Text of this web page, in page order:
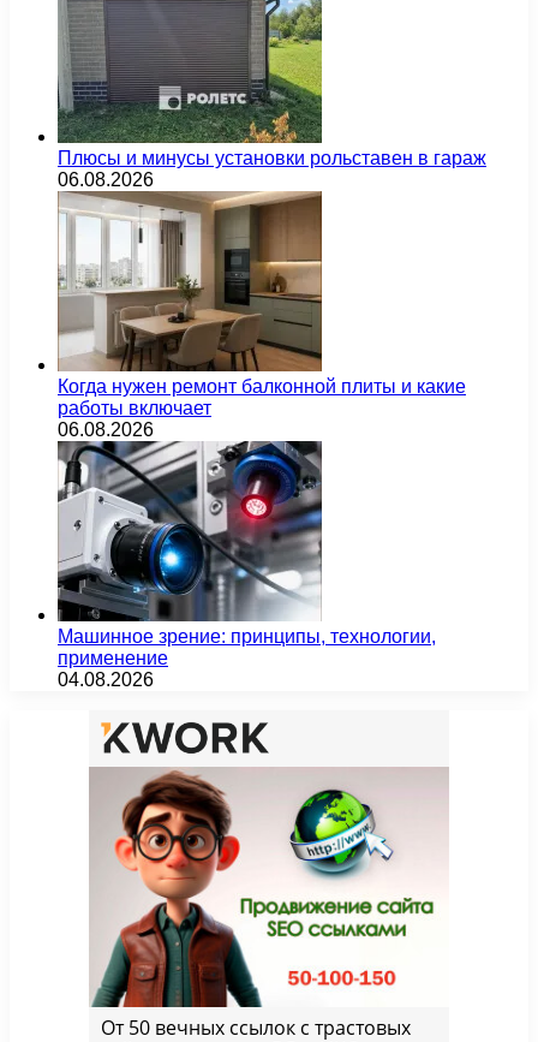
Плюсы и минусы установки рольставен в гараж
06.08.2026
Когда нужен ремонт балконной плиты и какие
работы включает
06.08.2026
Машинное зрение: принципы, технологии,
применение
04.08.2026